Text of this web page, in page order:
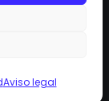
Aviso legal
reservados.